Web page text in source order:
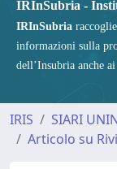
IRInSubria -
IRInSubria
informazioni sulla
dell’Insubria anche
IRIS SIARI
Articolo su